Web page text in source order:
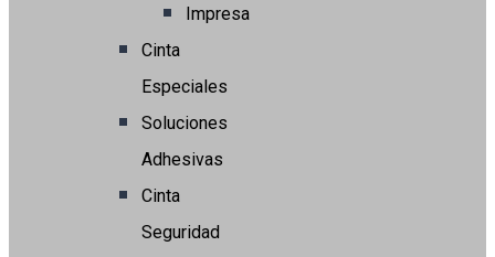
Impresa
Cinta
Especiales
Soluciones
Adhesivas
Cinta
Seguridad